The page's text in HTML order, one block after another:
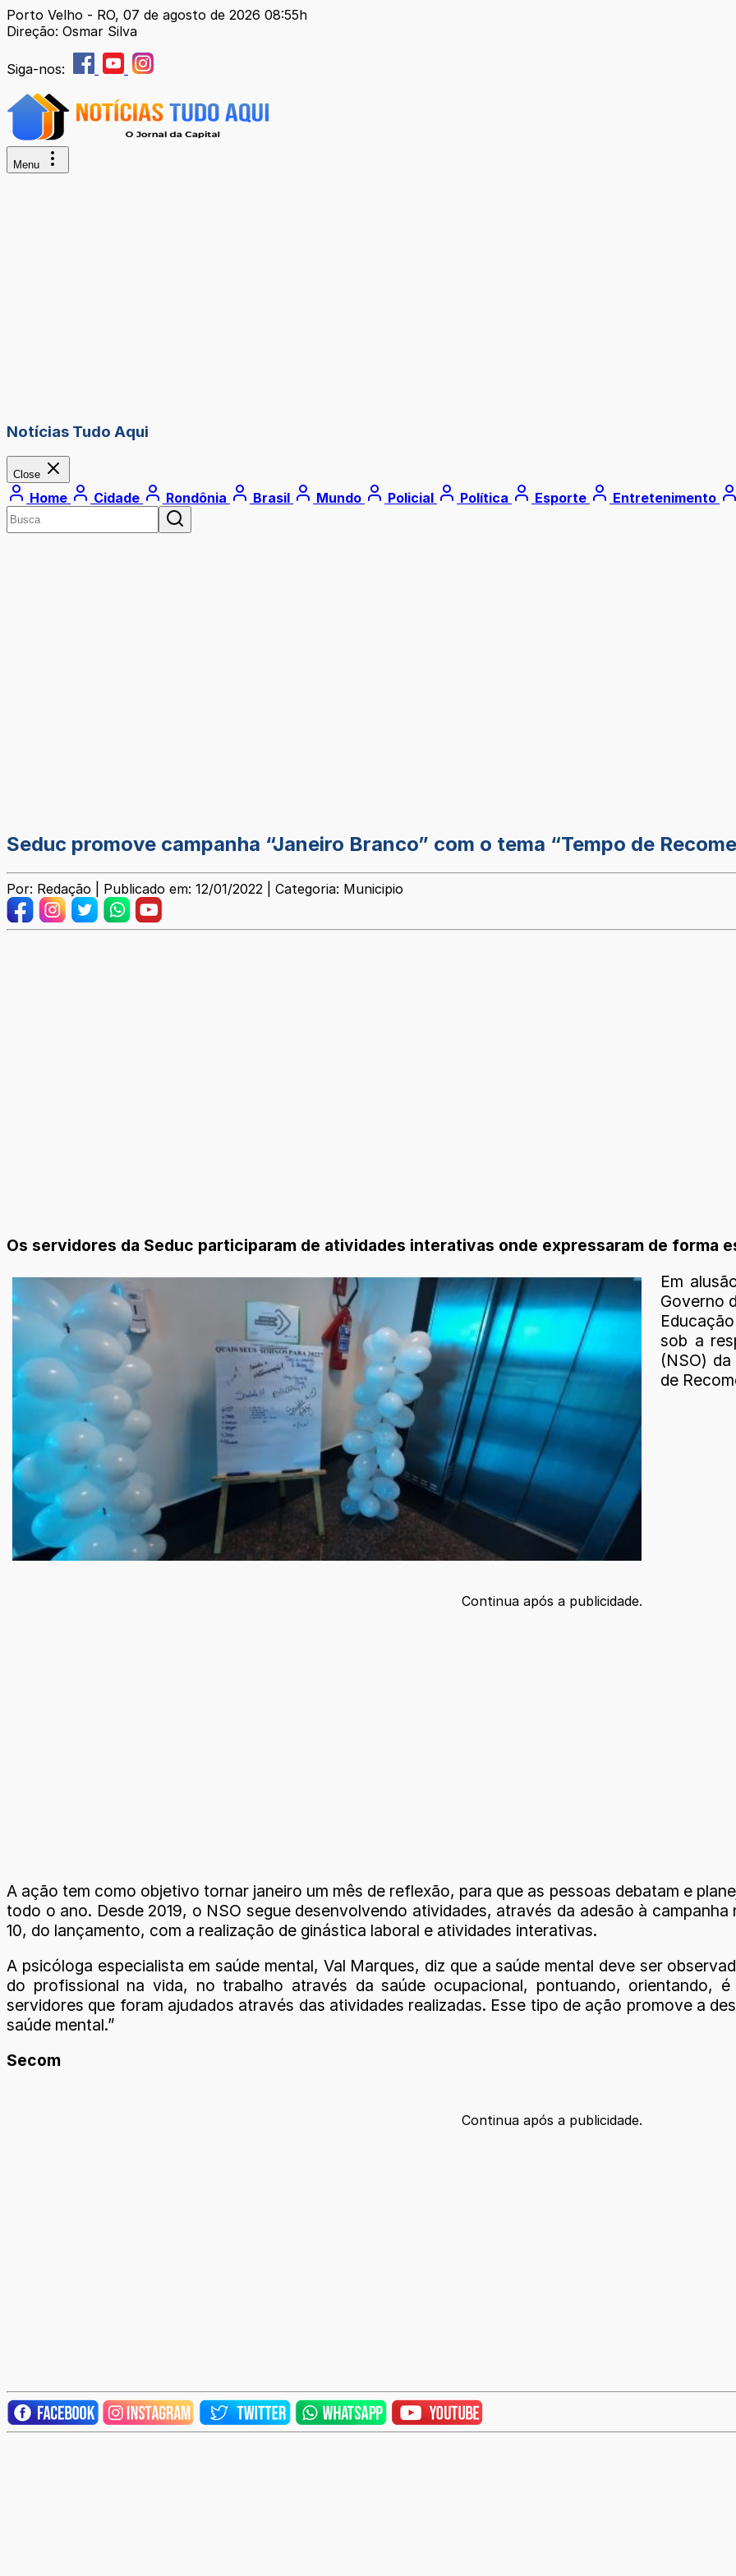
Porto Velho - RO, 07 de agosto de 2026 08:55h
Direção: Osmar Silva
Siga-nos:
Menu
Notícias Tudo Aqui
Close
Home Cidade Rondônia Brasil Mundo Policial Política Esporte Entretenimento
Seduc promove campanha “Janeiro Branco” com o tema “Tempo de
Por: Redação | Publicado em: 12/01/2022 | Categoria: Municipio
Os servidores da Seduc participaram de atividades interativas onde expressaram de forma
Em
Governo
sob a
(NSO)
de
Continua após a publicidade.
A ação tem como objetivo tornar janeiro um mês de reflexão, para que as pessoas debatam e
todo o ano. Desde 2019, o NSO segue desenvolvendo atividades, através da adesão à
10, do lançamento, com a realização de ginástica laboral e atividades interativas.
A psicóloga especialista em saúde mental, Val Marques, diz que a saúde mental deve ser
do profissional na vida, no trabalho através da saúde ocupacional, pontuando, orientando,
servidores que foram ajudados através das atividades realizadas. Esse tipo de ação promove a
saúde mental.”
Secom
Continua após a publicidade.